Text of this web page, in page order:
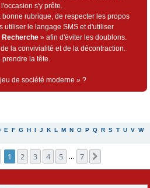
s'y prête.
bonne rubrique, de respecter les propos
utiliser le langage SMS et d'utiliser
Recherche » afin d'éviter les doublons.
la convivialité et de la décontraction.
prendre la tête.
de société moderne » ?
E F G H I J K L M N O P Q R S T U V W
sur7
1 2 3 4 5 7